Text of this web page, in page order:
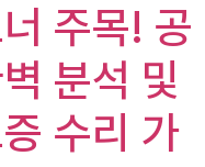
주목! 공
분석 및
수리 가